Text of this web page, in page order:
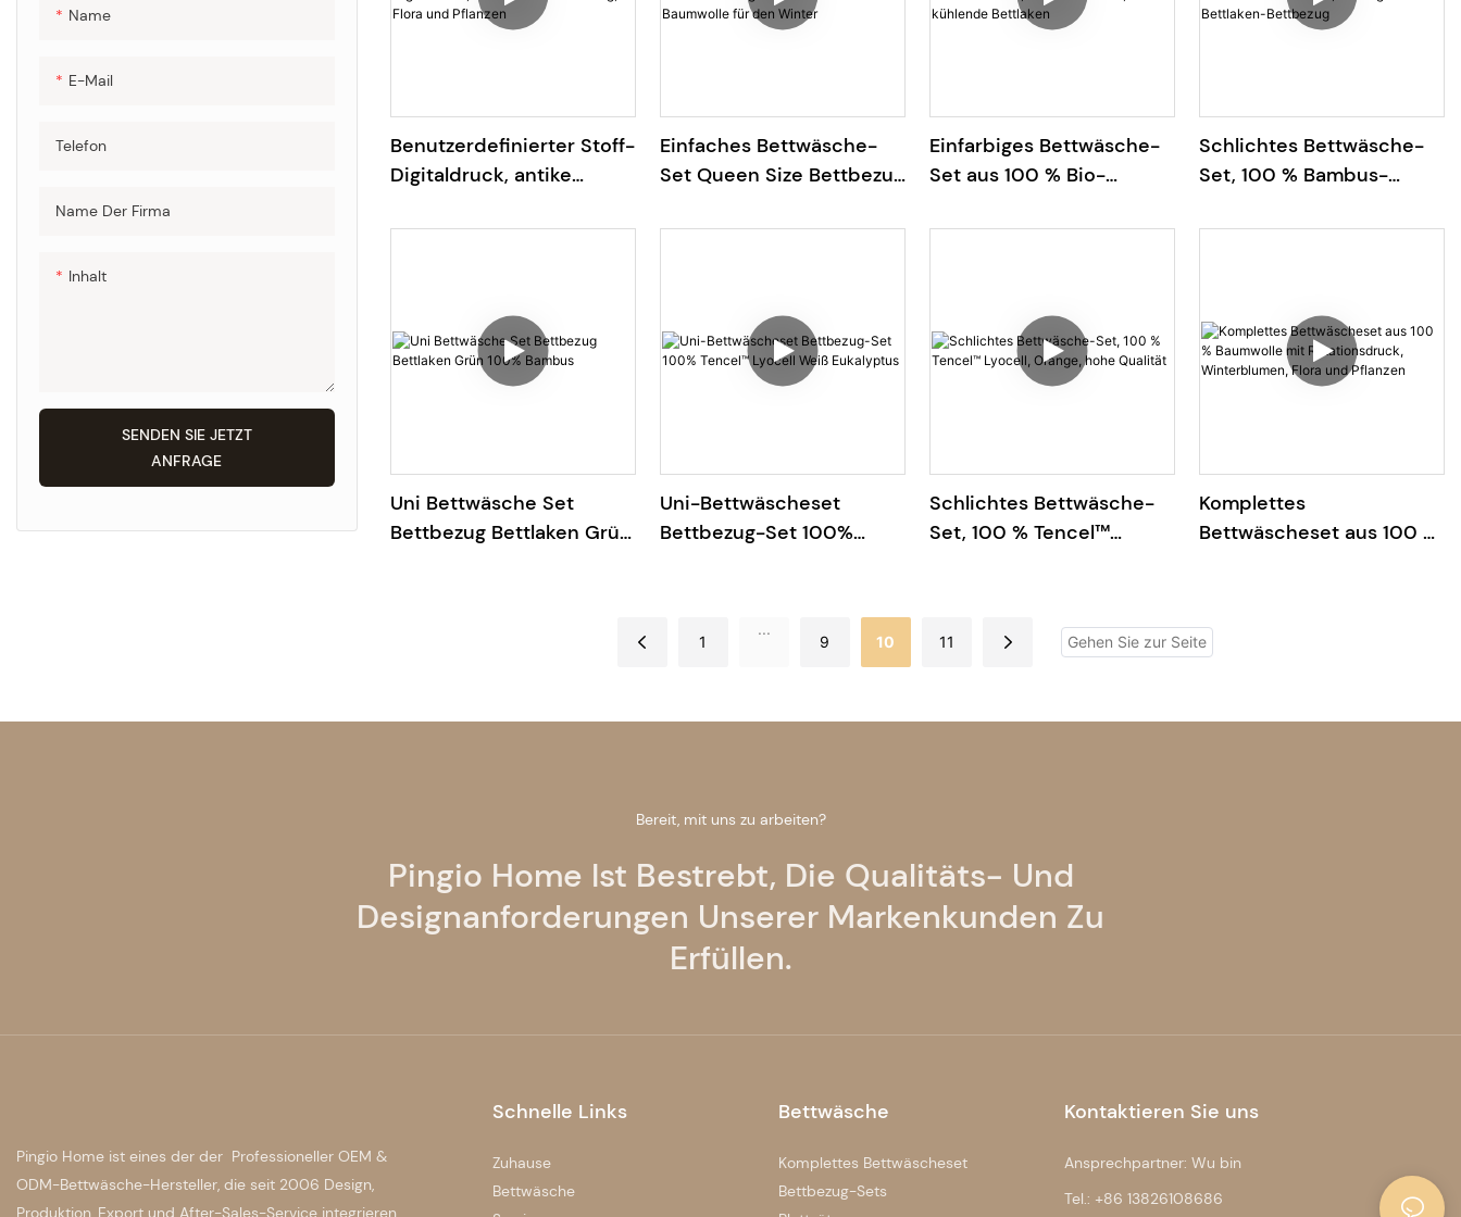
Name
E-Mail
Telefon
Name Der Firma
Inhalt
SENDEN SIE JETZT
ANFRAGE
Benutzerdefinierter Stoff-
Digitaldruck, antike
und Pflanzen
Einfaches Bettwäsche-
Set Queen Size Bettbezug
Baumwolle für den Winter
Einfarbiges Bettwäsche-
Set aus 100 % Bio-
kühlende Bettlaken
Schlichtes Bettwäsche-
Set, 100 % Bambus-
atmungsaktiver
Uni Bettwäsche Set
Bettbezug Bettlaken Grün
Uni-Bettwäscheset
Bettbezug-Set 100%
Schlichtes Bettwäsche-
Set, 100 % Tencel™
Komplettes
Bettwäscheset aus 100 %
Winterblumen, Flora und
Pflanzen
1
...
9 10 11
Bereit, mit uns zu arbeiten?
Pingio Home Ist Bestrebt, Die Qualitäts- Und
Designanforderungen Unserer Markenkunden Zu
Erfüllen.
Pingio Home ist eines der der Professioneller OEM &
ODM-Bettwäsche-Hersteller, die seit 2006 Design,
Produktion, Export und After-Sales-Service integrieren.
Schnelle Links
Zuhause
Bettwäsche
Bettwäsche
Komplettes Bettwäscheset
Bettbezug-Sets
Kontaktieren Sie uns
Ansprechpartner: Wu bin
Tel.: +86 13826108686